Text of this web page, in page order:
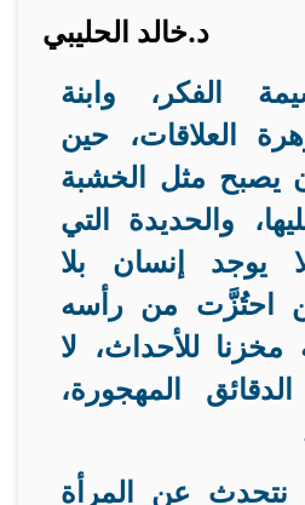
د.خالد الحليبي
الفكر، وابنة
العلاقات، حين
يصبح مثل الخشبة
والحديدة التي
يوجد إنسان بلا
احتُزَّت من رأسه
مخزنا للأحداث، لا
المهجورة،
نتحدث عن المرأة